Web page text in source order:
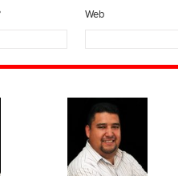
Web